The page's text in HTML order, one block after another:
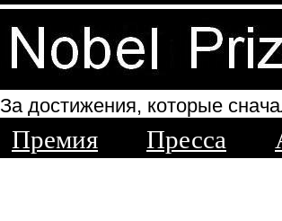
За достижения, которые
Премия Пресса